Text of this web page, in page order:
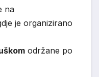
na
je organizirano
održane po